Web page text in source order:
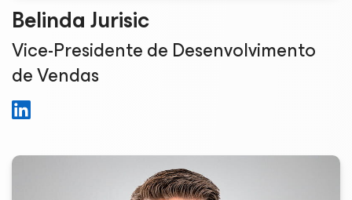
Belinda Jurisic
Vice-Presidente de Desenvolvimento
de Vendas